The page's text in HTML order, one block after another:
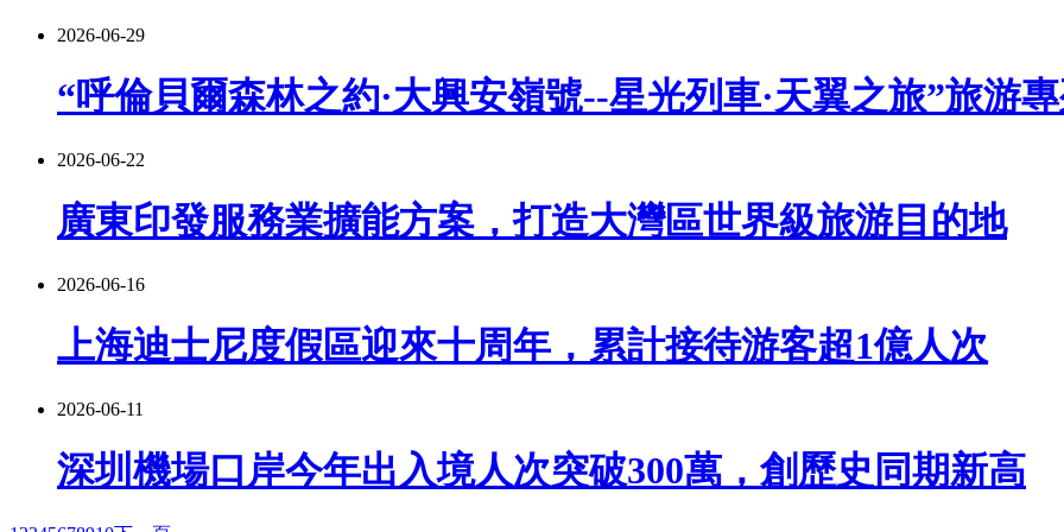
2026-06-29
“呼倫貝爾森林之約·大興安嶺號--星光列車·天翼之旅”旅游
2026-06-22
廣東印發服務業擴能方案，打造大灣區世界級旅游目的地
2026-06-16
上海迪士尼度假區迎來十周年，累計接待游客超1億人次
2026-06-11
深圳機場口岸今年出入境人次突破300萬，創歷史同期新高